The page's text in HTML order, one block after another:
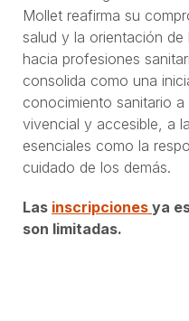
Mollet reafirma su
salud y la orientación
hacia profesiones
consolida como una
conocimiento sanitario
vivencial y accesible, a
esenciales como la
cuidado de los demás.
Las inscripciones ya
son limitadas.